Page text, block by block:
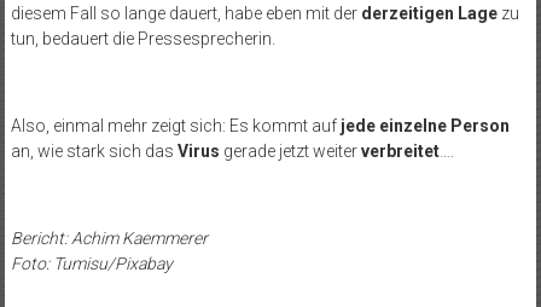
diesem Fall so lange dauert, habe eben mit der derzeitigen Lagezu
tun, bedauert die Pressesprecherin.
Also, einmal mehr zeigt sich: Es kommt auf jede einzelne Person
an, wie stark sich das Virus gerade jetzt weiterverbreitet….
Bericht: Achim Kaemmerer
Foto: Tumisu/Pixabay